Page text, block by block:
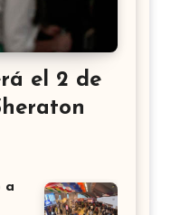
el 2 de
a